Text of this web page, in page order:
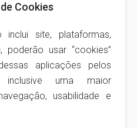
Cookies
inclui site, plataformas,
poderão usar “cookies”
aplicações pelos
inclusive uma maior
usabilidade e